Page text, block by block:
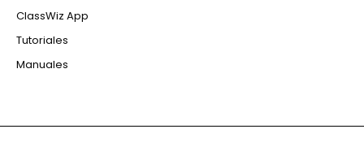
ClassWiz App
Tutoriales
Manuales